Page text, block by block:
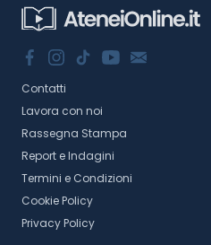
Contatti
Lavora con noi
Rassegna Stampa
Report e Indagini
Termini e Condizioni
Cookie Policy
Privacy Policy